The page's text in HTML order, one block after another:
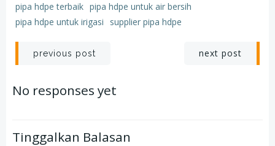
pipa hdpe terbaik pipa hdpe untuk air bersih
pipa hdpe untuk irigasi
supplier pipa hdpe
Post
navigation
previous post next post
No responses yet
Tinggalkan Balasan